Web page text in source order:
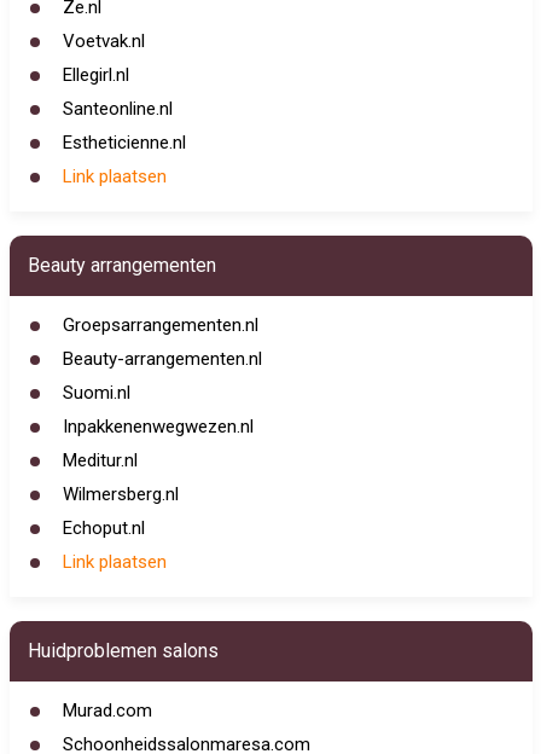
Ze.nl
Voetvak.nl
Ellegirl.nl
Santeonline.nl
Estheticienne.nl
Link plaatsen
Beauty arrangementen
Groepsarrangementen.nl
Beauty-arrangementen.nl
Suomi.nl
Inpakkenenwegwezen.nl
Meditur.nl
Wilmersberg.nl
Echoput.nl
Link plaatsen
Huidproblemen salons
Murad.com
Schoonheidssalonmaresa.com